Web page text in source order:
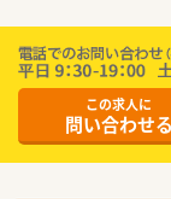
この求人に
問い合わせる